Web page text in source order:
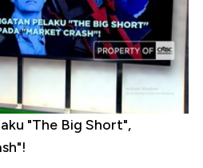
"The Big Short",